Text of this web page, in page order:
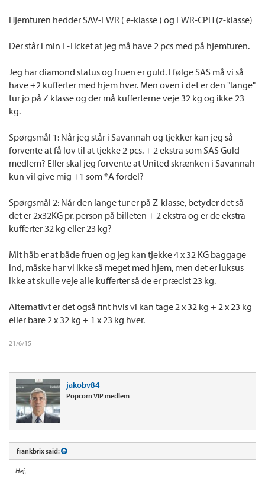
Hjemturen hedder SAV-EWR ( e-klasse ) og EWR-CPH (z-klasse)
Der står i min E-Ticket at jeg må have 2 pcs med på hjemturen.
Jeg har diamond status og fruen er guld. I følge SAS må vi så
have +2 kufferter med hjem hver. Men oven i det er den "lange"
tur jo på Z klasse og der må kufferterne veje 32 kg og ikke 23
kg.
Spørgsmål 1: Når jeg står i Savannah og tjekker kan jeg så
forvente at få lov til at tjekke 2 pcs. + 2 ekstra som SAS Guld
medlem? Eller skal jeg forvente at United skrænken i Savannah
kun vil give mig +1 som *A fordel?
Spørgsmål 2: Når den lange tur er på Z-klasse, betyder det så
det er 2x32KG pr. person på billeten + 2 ekstra og er de ekstra
kufferter 32 kg eller 23 kg?
Mit håb er at både fruen og jeg kan tjekke 4 x 32 KG baggage
ind, måske har vi ikke så meget med hjem, men det er luksus
ikke at skulle veje alle kufferter så de er præcist 23 kg.
Alternativt er det også fint hvis vi kan tage 2 x 32 kg + 2 x 23 kg
eller bare 2 x 32 kg + 1 x 23 kg hver.
21/6/15
jakobv84
Popcorn VIP medlem
frankbrix said:
Hej,